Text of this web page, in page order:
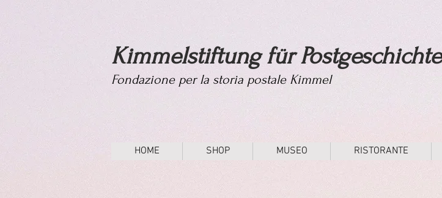
Kimmelstiftung für Postgeschichte
Fondazione per la storia postale Kimmel
HOME SHOP MUSEO RISTORANTE